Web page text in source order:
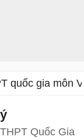
quốc gia môn
Quốc Gia